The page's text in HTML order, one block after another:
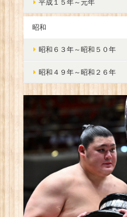
平成１５年～元年
昭和
昭和６３年～昭和５０年
昭和４９年～昭和２６年